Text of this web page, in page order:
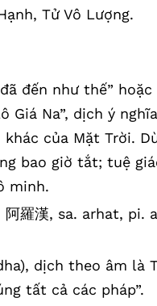
Tử Vô Lượng.
đến như thế”
Giá Na”, dịch ý
của Mặt Trời.
bao giờ tắt; tuệ
minh.
羅漢, sa. arhat, pi.
dịch theo âm là
tất cả các pháp”.